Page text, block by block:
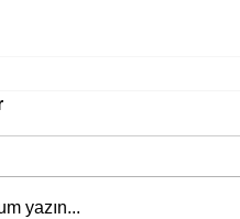
yazın...